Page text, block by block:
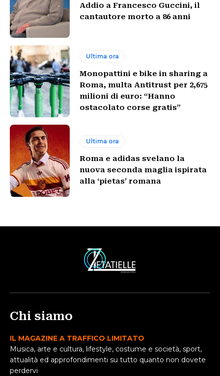
Addio a Francesco Guccini, il
cantautore morto a 86 anni
Ultima ora
Monopattini e bike in sharing a
Roma, multa Antitrust per 2,675
milioni di euro: “Hanno
ostacolato corse gratis”
Ultima ora
Roma e adidas svelano la
nuova seconda maglia ispirata
alla ‘pietas’ romana
Chi siamo
IL MAGAZINE A TRAFFICO LIMITATO
Musica, arte e cultura, lifestyle, costume e società, sport,
attualità ed approfondimenti su tutto quanto non dovete
perdervi